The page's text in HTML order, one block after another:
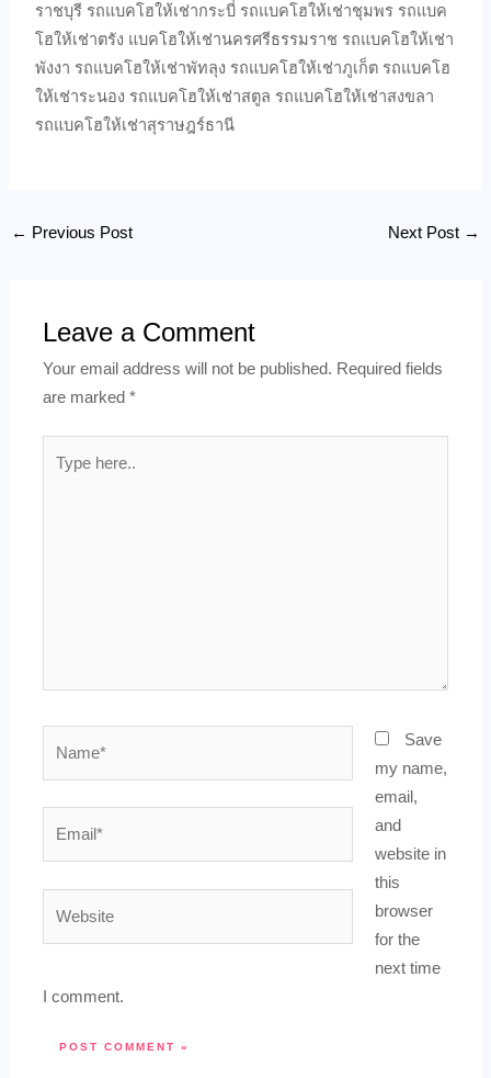
ราชบุรี รถแบคโฮให้เช่ากระบี่ รถแบคโฮให้เช่าชุมพร รถแบค
โฮให้เช่าตรัง แบคโฮให้เช่านครศรีธรรมราช รถแบคโฮให้เช่า
พังงา รถแบคโฮให้เช่าพัทลุง รถแบคโฮให้เช่าภูเก็ต รถแบคโฮ
ให้เช่าระนอง รถแบคโฮให้เช่าสตูล รถแบคโฮให้เช่าสงขลา
รถแบคโฮให้เช่าสุราษฎร์ธานี
← Previous Post Next Post →
Leave a Comment
Your email address will not be published. Required fields
are marked*
here..
Save
my name,
email,
and
website in
this
browser
for the
next time
I comment.